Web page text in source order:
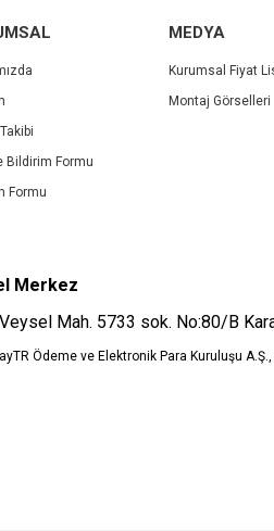
Ürün açıklamasında eksik bilgiler
Ürün bilgilerinde hatalar bulunuyor.
Ürün fiyatı diğer sitelerden daha pahalı.
Bu ürüne benzer farklı alternatifler olmalı.
Bildirim Formu
Formu
MEDYA
Kurumsal Fiyat
Montaj Görselleri
Merkez
Mah. 5733 sok. No:80/B
Ödeme ve Elektronik Para Kuruluşu